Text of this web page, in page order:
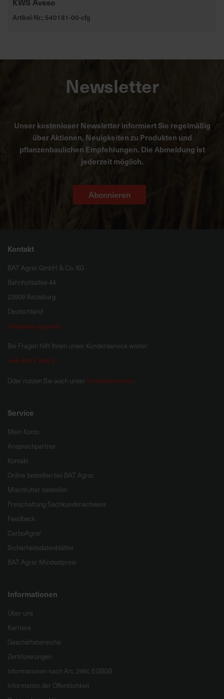
Artikel-Nr.: 540181-00-cfg
Newsletter
Unser kostenloser Newsletter informiert Sie regelmäßig
über Aktionen, Neuigkeiten zu Produkten und
pflanzenbaulichen Empfehlungen. Die Abmeldung ist
jederzeit möglich.
Abonnieren
Kontakt
BAT Agrar GmbH & Co. KG
Bahnhofsallee 44
23909 Ratzeburg
Deutschland
info@bat-agrar.de
Bei Fragen hilft Ihnen unser Kundenservice weiter:
+49 4541 806 0
Oder nutzen Sie auch unser Onlineformular.
Service
Mein Konto
Ansprechpartner
Kontakt
Online bestellen bei BAT Agrar
Mischfutter bestellen
Freischaltung Sachkundenachweis
Feedback
CarboAgrar
Sicherheitsdatenblätter
BAT Agrar Mindestpreis
Informationen
Über uns
Karriere
Geschäftsbereiche
Zertifizierungen
Informationen nach Art. 246c EGBGB
Information der Öffentlichkeit